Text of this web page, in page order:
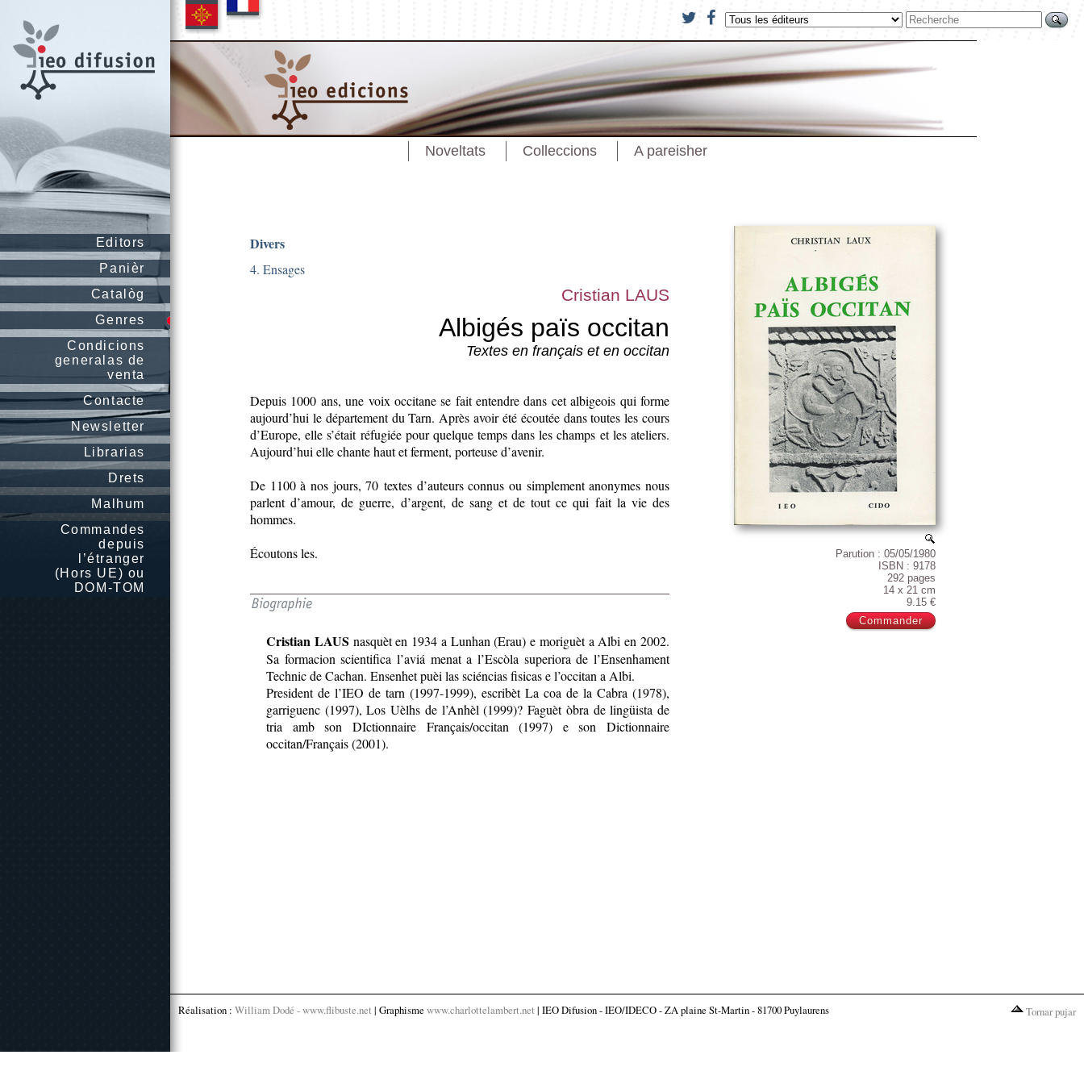
Editors
Panièr
Catalòg
Genres
Condicions
generalas de
venta
Contacte
Newsletter
Librarias
Drets
Malhum
Commandes
depuis
l’étranger
(Hors UE) ou
DOM-TOM
Noveltats Colleccions A pareisher
Parution : 05/05/1980
ISBN : 9178
292 pages
14 x 21 cm
9.15 €
Divers
4. Ensages
Cristian LAUS
Albigés païs occitan
Textes en français et en occitan
Depuis 1000 ans, une voix occitane se fait entendre dans cet albigeois qui forme
aujourd’hui le département du Tarn. Après avoir été écoutée dans toutes les cours
d’Europe, elle s’était réfugiée pour quelque temps dans les champs et les ateliers.
Aujourd’hui elle chante haut et ferment, porteuse d’avenir.
De 1100 à nos jours, 70 textes d’auteurs connus ou simplement anonymes nous
parlent d’amour, de guerre, d’argent, de sang et de tout ce qui fait la vie des
hommes.
Écoutons les.
Cristian LAUS nasquèt en 1934 a Lunhan (Erau) e moriguèt a Albi en 2002.
Sa formacion scientifica l’aviá menat a l’Escòla superiora de l’Ensenhament
Technic de Cachan. Ensenhet puèi las sciéncias fisicas e l’occitan a Albi.
President de l’IEO de tarn (1997-1999), escribèt La coa de la Cabra (1978),
garriguenc (1997), Los Uèlhs de l’Anhèl (1999)? Faguèt òbra de lingüista de
tria amb son DIctionnaire Français/occitan (1997) e son Dictionnaire
occitan/Français (2001).
Réalisation : William Dodé - www.flibuste.net | Graphisme www.charlottelambert.net | IEO Difusion - IEO/IDECO - ZA plaine St-Martin - 81700 Puylaurens Tornar pujar